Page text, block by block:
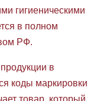
гигиеническими
в полном
РФ.
в
коды маркировки
товар, который